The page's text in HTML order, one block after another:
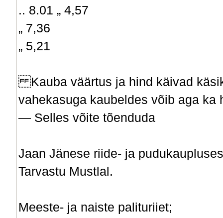
.. 8.01 „ 4,57
„ 7,36
„ 5,21
Kauba väärtus ja hind käivad
vahekasuga kaubeldes võib aga ka
— Selles võite tõenduda
Jaan Jänese riide- ja pudukaupluses
Tarvastu Mustlal.
Meeste- ja naiste palituriiet;